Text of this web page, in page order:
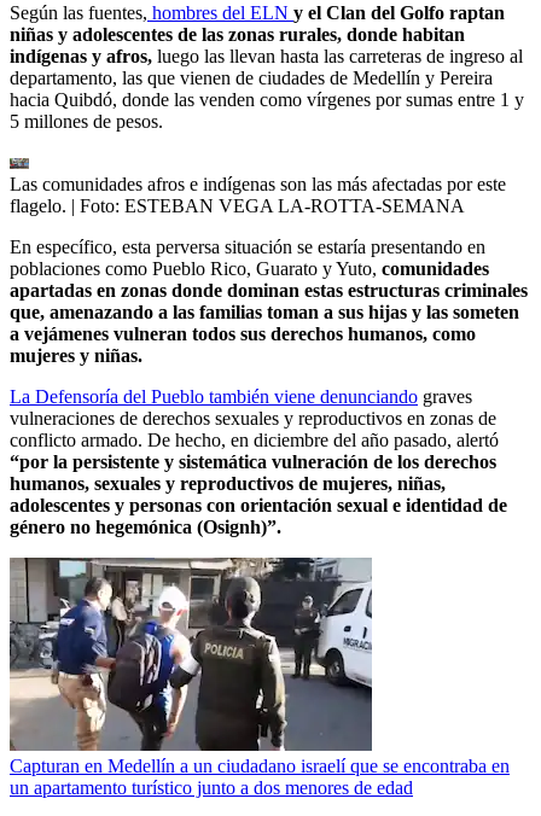
Según las fuentes, hombres del ELN y el Clan del Golfo raptan
niñas y adolescentes de las zonas rurales, donde habitan
indígenas y afros, luego las llevan hasta las carreteras de ingreso al
departamento, las que vienen de ciudades de Medellín y Pereira
hacia Quibdó, donde las venden como vírgenes por sumas entre 1 y
5 millones de pesos.
Las comunidades afros e indígenas son las más afectadas por este
flagelo. | Foto: ESTEBAN VEGA LA-ROTTA-SEMANA
En específico, esta perversa situación se estaría presentando en
poblaciones como Pueblo Rico, Guarato y Yuto, comunidades
apartadas en zonas donde dominan estas estructuras criminales
que, amenazando a las familias toman a sus hijas y las someten
a vejámenes vulneran todos sus derechos humanos, como
mujeres y niñas.
La Defensoría del Pueblo también viene denunciando graves
vulneraciones de derechos sexuales y reproductivos en zonas de
conflicto armado. De hecho, en diciembre del año pasado, alertó
“por la persistente y sistemática vulneración de los derechos
humanos, sexuales y reproductivos de mujeres, niñas,
adolescentes y personas con orientación sexual e identidad de
género no hegemónica (Osignh)”.
Capturan en Medellín a un ciudadano israelí que se encontraba en
un apartamento turístico junto a dos menores de edad